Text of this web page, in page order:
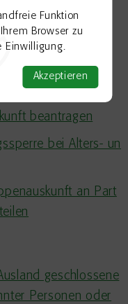
Funktion
Browser zu
Einwilligung.
Akzeptieren
(einfach)
(erweitert)
beantragen
beantragen
bei Alters- un
an Part
geschlossene
Personen oder